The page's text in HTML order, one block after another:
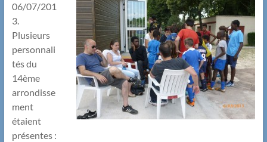
06/07/201
3.
Plusieurs
personnali
tés du
14ème
arrondisse
ment
étaient
présentes :